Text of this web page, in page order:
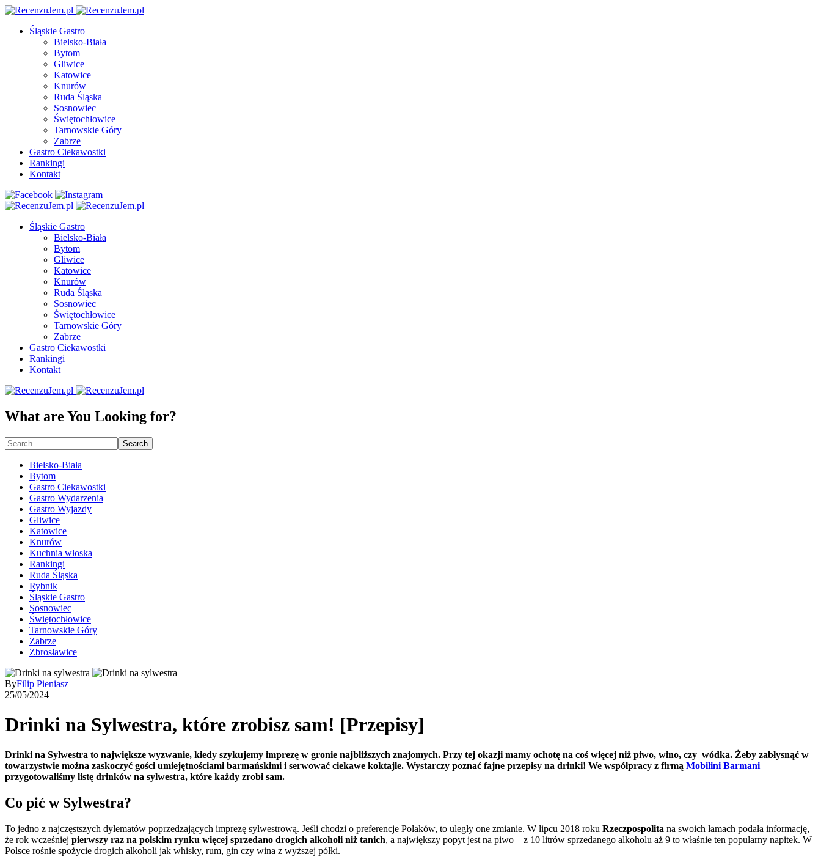
Śląskie Gastro
Bielsko-Biała
Bytom
Gliwice
Katowice
Knurów
Ruda Śląska
Sosnowiec
Świętochłowice
Tarnowskie Góry
Zabrze
Gastro Ciekawostki
Rankingi
Kontakt
Śląskie Gastro
Bielsko-Biała
Bytom
Gliwice
Katowice
Knurów
Ruda Śląska
Sosnowiec
Świętochłowice
Tarnowskie Góry
Zabrze
Gastro Ciekawostki
Rankingi
Kontakt
What are You Looking for?
Search
Bielsko-Biała
Bytom
Gastro Ciekawostki
Gastro Wydarzenia
Gastro Wyjazdy
Gliwice
Katowice
Knurów
Kuchnia włoska
Rankingi
Ruda Śląska
Rybnik
Śląskie Gastro
Sosnowiec
Świętochłowice
Tarnowskie Góry
Zabrze
Zbrosławice
ByFilip Pieniasz
25/05/2024
Drinki na Sylwestra, które zrobisz sam! [Przepisy]
Drinki na Sylwestra to największe wyzwanie, kiedy szykujemy imprezę w gronie najbliższych znajomych. Przy tej okazji mamy ochotę na coś więcej niż piwo, wino, czy wódka. Żeby zabłysnąć w
towarzystwie można zaskoczyć gości umiejętnościami barmańskimi i serwować ciekawe koktajle. Wystarczy poznać fajne przepisy na drinki! We współpracy z firmą Mobilini Barmani
przygotowaliśmy listę drinków na sylwestra, które każdy zrobi sam.
Co pić w Sylwestra?
To jedno z najczęstszych dylematów poprzedzających imprezę sylwestrową. Jeśli chodzi o preferencje Polaków, to uległy one zmianie. W lipcu 2018 roku Rzeczpospolita na swoich łamach podała informację,
że rok wcześniej pierwszy raz na polskim rynku więcej sprzedano drogich alkoholi niż tanich, a największy popyt jest na piwo – z 10 litrów sprzedanego alkoholu aż 9 to właśnie ten popularny napitek. W
Polsce rośnie spożycie drogich alkoholi jak whisky, rum, gin czy wina z wyższej półki.